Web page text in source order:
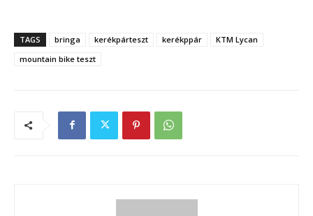
TAGS bringa kerékpárteszt kerékppár
KTM Lycan
mountain bike teszt